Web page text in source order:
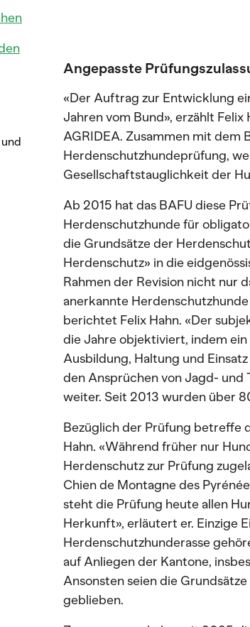
Angepasste
«Der Auftrag zur Entwicklung
Jahren vom Bund», erzählt
AGRIDEA. Zusammen mit dem
Herdenschutzhundeprüfung,
Gesellschaftstauglichkeit der
Ab 2015 hat das BAFU diese
Herdenschutzhunde für
die Grundsätze der
Herdenschutz» in die
Rahmen der Revision nicht nur
anerkannte
berichtet Felix Hahn. «Der
die Jahre objektiviert, indem
Ausbildung, Haltung und
den Ansprüchen von Jagd- und
weiter. Seit 2013 wurden über
Bezüglich der Prüfung betreffe
Hahn. «Während früher nur
Herdenschutz zur Prüfung
Chien de Montagne des
steht die Prüfung heute allen
Herkunft», erläutert er. Einzige
Herdenschutzhunderasse
auf Anliegen der Kantone,
Ansonsten seien die
geblieben.